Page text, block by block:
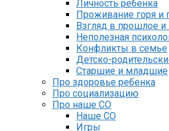
Личность ребенка
Проживание горя и
Взгляд в прошлое
Неполезная
Конфликты в семье
Детско-
Старшие и младшие
Про здоровье ребенка
Про социализацию
Про наше СО
Наше СО
Игры